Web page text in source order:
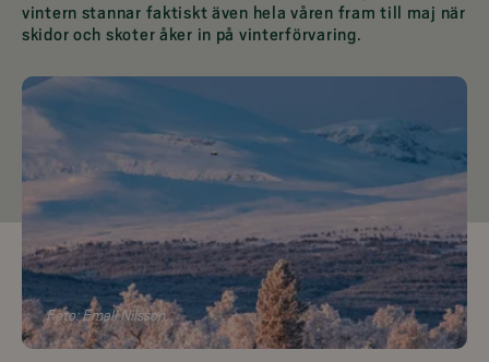
vintern stannar faktiskt även hela våren fram till maj när
skidor och skoter åker in på vinterförvaring.
Foto:Emeli Nilsson